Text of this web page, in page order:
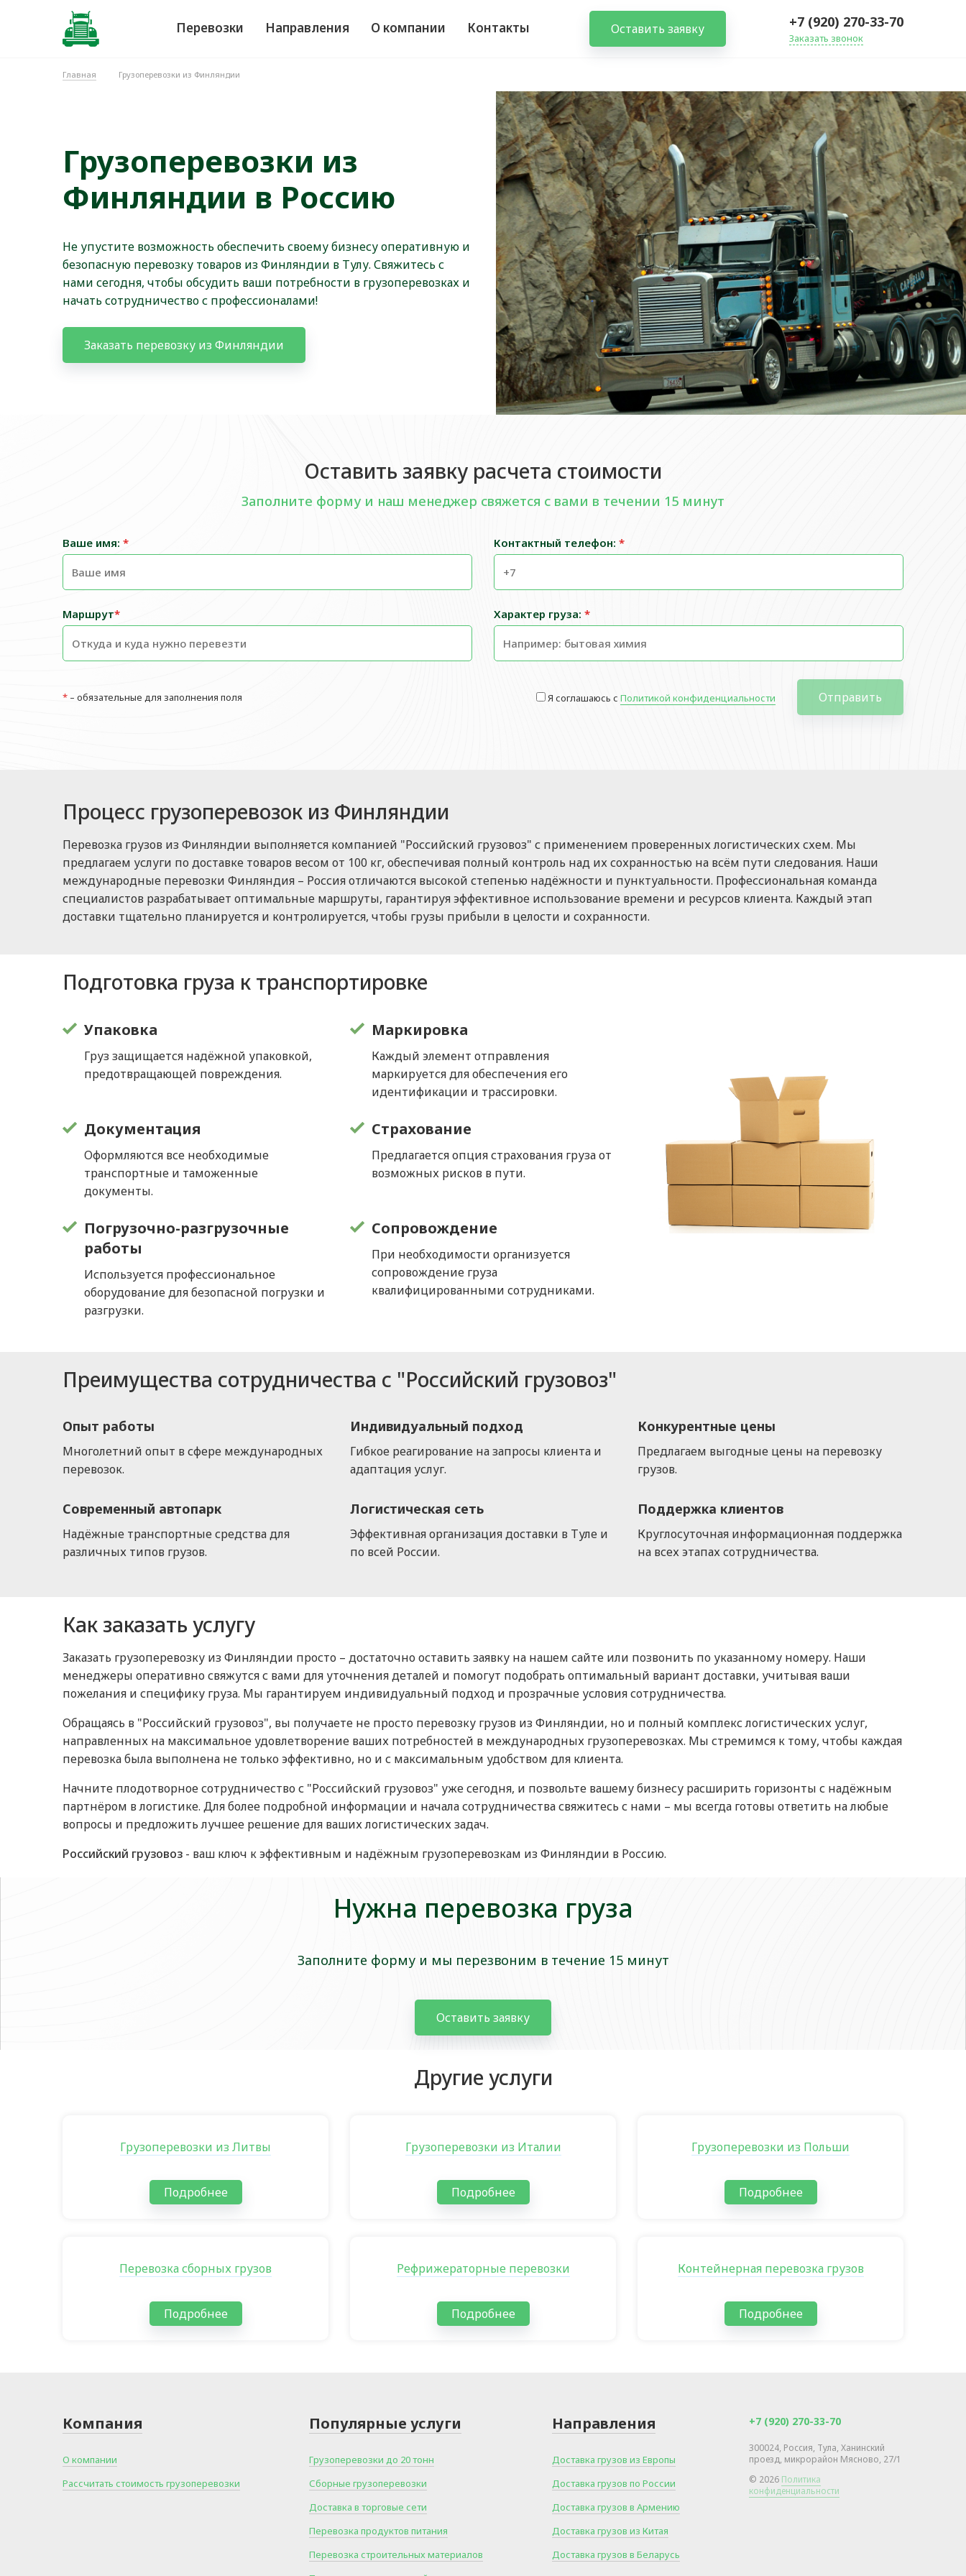
Перевозки Направления О компании Контакты Оставить заявку +7 (920) 270-33-70
Заказать звонок
Главная Грузоперевозки из Финляндии
Грузоперевозки из
Финляндии в Россию
Не упустите возможность обеспечить своему бизнесу оперативную и
безопасную перевозку товаров из Финляндии в Тулу. Свяжитесь с
нами сегодня, чтобы обсудить ваши потребности в грузоперевозках и
начать сотрудничество с профессионалами!
Заказать перевозку из Финляндии
Оставить заявку расчета стоимости
Заполните форму и наш менеджер свяжется с вами в течении 15 минут
Ваше имя: * Контактный телефон: *
Маршрут* Характер груза: *
* – обязательные для заполнения поля Я соглашаюсь с Политикой конфиденциальности Отправить
Процесс грузоперевозок из Финляндии
Перевозка грузов из Финляндии выполняется компанией "Российский грузовоз" с применением проверенных логистических схем. Мы
предлагаем услуги по доставке товаров весом от 100 кг, обеспечивая полный контроль над их сохранностью на всём пути следования. Наши
международные перевозки Финляндия – Россия отличаются высокой степенью надёжности и пунктуальности. Профессиональная команда
специалистов разрабатывает оптимальные маршруты, гарантируя эффективное использование времени и ресурсов клиента. Каждый этап
доставки тщательно планируется и контролируется, чтобы грузы прибыли в целости и сохранности.
Подготовка груза к транспортировке
Упаковка
Груз защищается надёжной упаковкой,
предотвращающей повреждения.
Маркировка
Каждый элемент отправления
маркируется для обеспечения его
идентификации и трассировки.
Документация
Оформляются все необходимые
транспортные и таможенные
документы.
Страхование
Предлагается опция страхования груза от
возможных рисков в пути.
Погрузочно-разгрузочные
работы
Используется профессиональное
оборудование для безопасной погрузки и
разгрузки.
Сопровождение
При необходимости организуется
сопровождение груза
квалифицированными сотрудниками.
Преимущества сотрудничества с "Российский грузовоз"
Опыт работы
Многолетний опыт в сфере международных
перевозок.
Индивидуальный подход
Гибкое реагирование на запросы клиента и
адаптация услуг.
Конкурентные цены
Предлагаем выгодные цены на перевозку
грузов.
Современный автопарк
Надёжные транспортные средства для
различных типов грузов.
Логистическая сеть
Эффективная организация доставки в Туле и
по всей России.
Поддержка клиентов
Круглосуточная информационная поддержка
на всех этапах сотрудничества.
Как заказать услугу
Заказать грузоперевозку из Финляндии просто – достаточно оставить заявку на нашем сайте или позвонить по указанному номеру. Наши
менеджеры оперативно свяжутся с вами для уточнения деталей и помогут подобрать оптимальный вариант доставки, учитывая ваши
пожелания и специфику груза. Мы гарантируем индивидуальный подход и прозрачные условия сотрудничества.
Обращаясь в "Российский грузовоз", вы получаете не просто перевозку грузов из Финляндии, но и полный комплекс логистических услуг,
направленных на максимальное удовлетворение ваших потребностей в международных грузоперевозках. Мы стремимся к тому, чтобы каждая
перевозка была выполнена не только эффективно, но и с максимальным удобством для клиента.
Начните плодотворное сотрудничество с "Российский грузовоз" уже сегодня, и позвольте вашему бизнесу расширить горизонты с надёжным
партнёром в логистике. Для более подробной информации и начала сотрудничества свяжитесь с нами – мы всегда готовы ответить на любые
вопросы и предложить лучшее решение для ваших логистических задач.
Российский грузовоз - ваш ключ к эффективным и надёжным грузоперевозкам из Финляндии в Россию.
Нужна перевозка груза
Заполните форму и мы перезвоним в течение 15 минут
Оставить заявку
Другие услуги
Грузоперевозки из Литвы
Подробнее
Грузоперевозки из Италии
Подробнее
Грузоперевозки из Польши
Подробнее
Перевозка сборных грузов
Подробнее
Рефрижераторные перевозки
Подробнее
Контейнерная перевозка грузов
Подробнее
Компания
О компании
Рассчитать стоимость грузоперевозки
Популярные услуги
Грузоперевозки до 20 тонн
Сборные грузоперевозки
Доставка в торговые сети
Перевозка продуктов питания
Перевозка строительных материалов
Направления
Доставка грузов из Европы
Доставка грузов по России
Доставка грузов в Армению
Доставка грузов из Китая
Доставка грузов в Беларусь
+7 (920) 270-33-70
300024, Россия, Тула, Ханинский
проезд, микрорайон Мясново, 27/1
© 2026 Политика
конфиденциальности